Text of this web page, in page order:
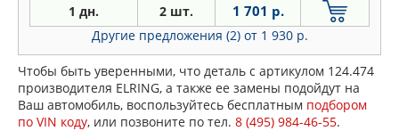
1 дн. 2 шт. 1 701 р.
Другие предложения (2) от 1 930 р.
Чтобы быть уверенными, что деталь с артикулом 124.474
производителя ELRING, а также ее замены подойдут на
Ваш автомобиль, воспользуйтесь бесплатным подбором
по VIN коду, или позвоните по тел. 8 (495) 984-46-55.